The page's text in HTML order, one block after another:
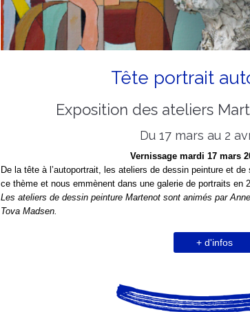
Tête portrait
Exposition des ateliers
Du 17 mars au 2
Vernissage mardi 17 mars
De la tête à l’autoportrait, les ateliers de dessin peinture et
ce thème et nous emmènent dans une galerie de portraits en
Les ateliers de dessin peinture Martenot sont animés par
Tova Madsen.
+ d'infos